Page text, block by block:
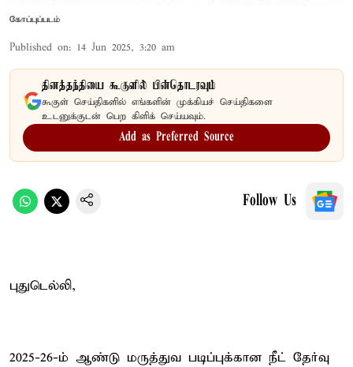
கோப்புப்படம்
Published on: 14 Jun 2025, 3:20 am
தினத்தந்தியை கூகுளில் பின்தொடரவும்
கூகுள் செய்திகளில் எங்களின் முக்கியச் செய்திகளை
உடனுக்குடன் பெற கிளிக் செய்யவும்.
Add as Preferred Source
Follow Us
புதுடெல்லி,
2025-26-ம் ஆண்டு மருத்துவ படிப்புக்கான நீட் தேர்வு